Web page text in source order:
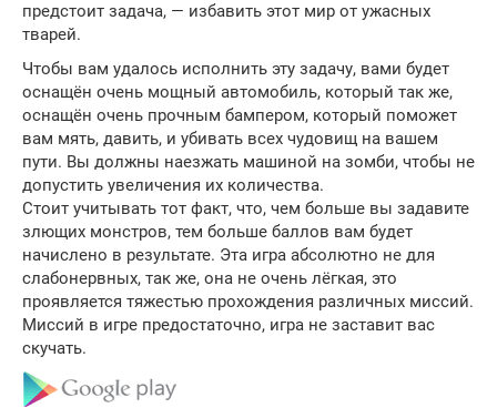
предстоит задача, — избавить этот мир от ужасных
тварей.
Чтобы вам удалось исполнить эту задачу, вами будет
оснащён очень мощный автомобиль, который так же,
оснащён очень прочным бампером, который поможет
вам мять, давить, и убивать всех чудовищ на вашем
пути. Вы должны наезжать машиной на зомби, чтобы не
допустить увеличения их количества.
Стоит учитывать тот факт, что, чем больше вы задавите
злющих монстров, тем больше баллов вам будет
начислено в результате. Эта игра абсолютно не для
слабонервных, так же, она не очень лёгкая, это
проявляется тяжестью прохождения различных миссий.
Миссий в игре предостаточно, игра не заставит вас
скучать.